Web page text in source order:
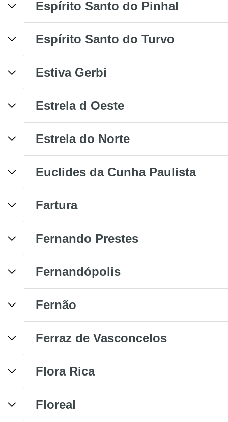
Espírito Santo do Pinhal
Espírito Santo do Turvo
Estiva Gerbi
Estrela d Oeste
Estrela do Norte
Euclides da Cunha Paulista
Fartura
Fernando Prestes
Fernandópolis
Fernão
Ferraz de Vasconcelos
Flora Rica
Floreal